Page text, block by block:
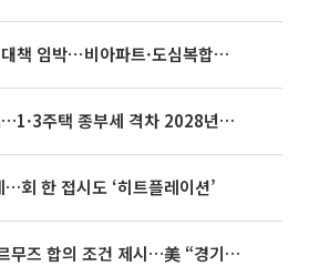
영끌 '주택공급' 대책 임박⋯비아파트·도심복합까지 총동원
종부세 개편에도…1·3주택 종부세 격차 2028년부터 확대
회 한 접시도 ‘히트플레이션’
이란, 미국에 호르무즈 합의 조건 제시…美 “경기 아직 안 끝나” [종합]